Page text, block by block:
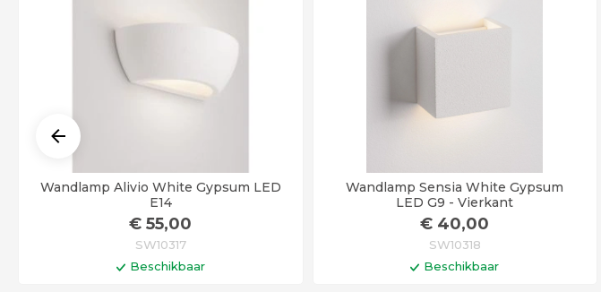
Wandlamp Alivio White Gypsum LED
E14
€ 55,00
SW10317
Beschikbaar
Wandlamp Sensia White Gypsum
LED G9 - Vierkant
€ 40,00
SW10318
Beschikbaar